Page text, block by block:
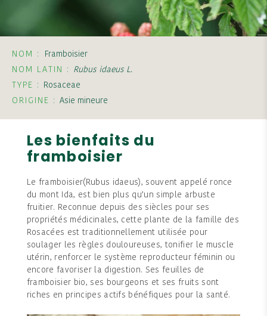
NOM :
Framboisier
NOM LATIN : Rubus idaeus L.
TYPE :
Rosaceae
ORIGINE : Asie mineure
Les bienfaits du
framboisier
Le framboisier(Rubus idaeus), souvent appelé ronce
du mont Ida, est bien plus qu’un simple arbuste
fruitier. Reconnue depuis des siècles pour ses
propriétés médicinales, cette plante de la famille des
Rosacées est traditionnellement utilisée pour
soulager les règles douloureuses, tonifier le muscle
utérin, renforcer le système reproducteur féminin ou
encore favoriser la digestion. Ses feuilles de
framboisier bio, ses bourgeons et ses fruits sont
riches en principes actifs bénéfiques pour la santé.